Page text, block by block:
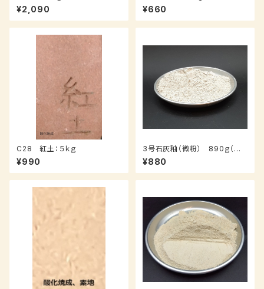
¥2,090 ¥660
C28 紅土：５ｋｇ
¥990
3号石灰釉（微粉） 890ｇ（送
料込み：クロネコパケット）
¥880